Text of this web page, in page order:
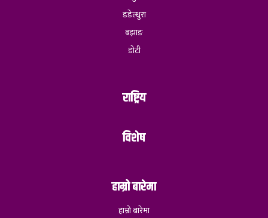
डडेल्धुरा
बझाङ
डोटी
राष्ट्रिय
विशेष
हाम्रो बारेमा
हाम्रो बारेमा